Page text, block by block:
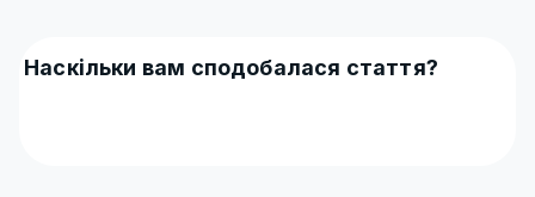
Наскільки вам сподобалася стаття?